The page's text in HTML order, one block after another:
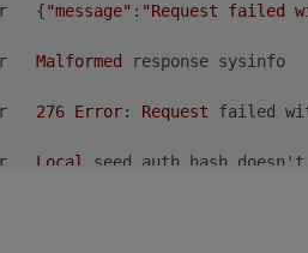
	error	{
"message" : "Request failed
Malformed
response sysinfo
276 Error: Request failed
Local seed auth hash